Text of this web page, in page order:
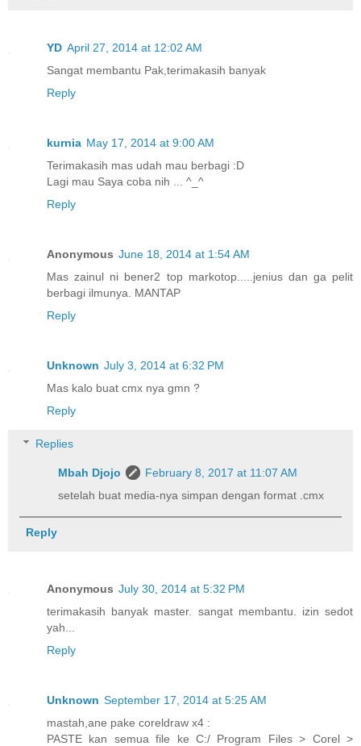
YD April 27, 2014 at 12:02 AM
Sangat membantu Pak,terimakasih banyak
Reply
kurnia May 17, 2014 at 9:00 AM
Terimakasih mas udah mau berbagi :D
Lagi mau Saya coba nih ... ^_^
Reply
Anonymous June 18, 2014 at 1:54 AM
Mas zainul ni bener2 top markotop.....jenius dan ga pelit
berbagi ilmunya. MANTAP
Reply
Unknown July 3, 2014 at 6:32 PM
Mas kalo buat cmx nya gmn ?
Reply
Replies
Mbah Djojo
February 8, 2017 at 11:07 AM
setelah buat media-nya simpan dengan format .cmx
Reply
Anonymous July 30, 2014 at 5:32 PM
terimakasih banyak master. sangat membantu. izin sedot
yah...
Reply
Unknown September 17, 2014 at 5:25 AM
mastah,ane pake coreldraw x4 :
PASTE kan semua file ke C:/ Program Files > Corel >